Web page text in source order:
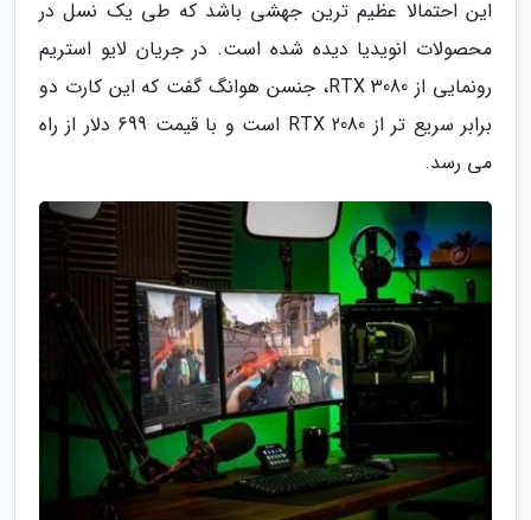
این احتمالا عظیم ترین جهشی باشد که طی یک نسل در
محصولات انویدیا دیده شده است. در جریان لایو استریم
رونمایی از RTX 3080، جنسن هوانگ گفت که این کارت دو
برابر سریع تر از RTX 2080 است و با قیمت 699 دلار از راه
می رسد.